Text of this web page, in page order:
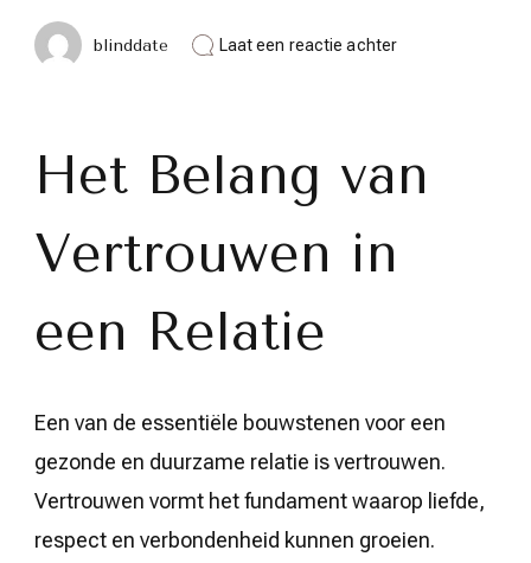
blinddate Laat een reactie achterop
in
een
Het Belang van
Vertrouwen in
een Relatie
Een van de essentiële bouwstenen voor een
gezonde en duurzame relatie is vertrouwen.
Vertrouwen vormt het fundament waarop liefde,
respect en verbondenheid kunnen groeien.